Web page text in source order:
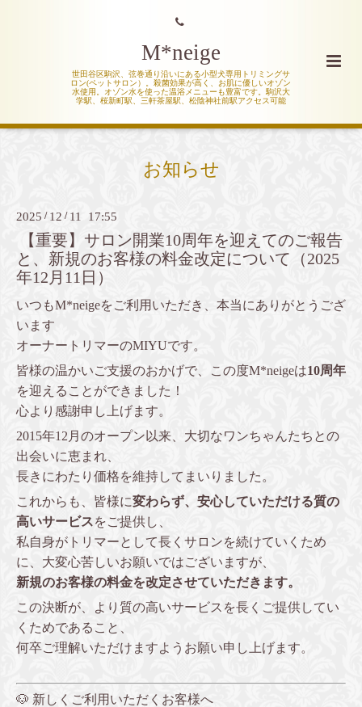
M*neige
世田谷区駒沢、弦巻通り沿いにある小型犬専用トリミングサ
ロン(ペットサロン）。殺菌効果が高く、お肌に優しいオゾン
水使用。オゾン水を使った温浴メニューも豊富です。駒沢大
学駅、桜新町駅、三軒茶屋駅、松陰神社前駅アクセス可能
お知らせ
2025 / 12 / 11 17:55
【重要】サロン開業10周年を迎えてのご報告
と、新規のお客様の料金改定について（2025
年12月11日）
いつもM*neigeをご利用いただき、本当にありがとうござ
います
オーナートリマーのMIYUです。
皆様の温かいご支援のおかげで、この度M*neigeは10周年
を迎えることができました！
心より感謝申し上げます。
2015年12月のオープン以来、大切なワンちゃんたちとの
出会いに恵まれ、
長きにわたり価格を維持してまいりました。
これからも、皆様に変わらず、安心していただける質の
高いサービスをご提供し、
私自身がトリマーとして長くサロンを続けていくため
に、大変心苦しいお願いではございますが、
新規のお客様の料金を改定させていただきます。
この決断が、より質の高いサービスを長くご提供してい
くためであること、
何卒ご理解いただけますようお願い申し上げます。
🐶 新しくご利用いただくお客様へ